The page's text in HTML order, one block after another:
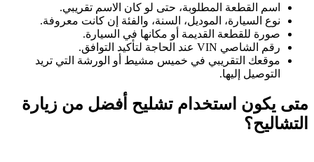
اسم القطعة المطلوبة، حتى لو كان الاسم تقريبي.
نوع السيارة، الموديل، السنة، والفئة إن كانت معروفة.
صورة للقطعة القديمة أو مكانها في السيارة.
رقم الشاصي VIN عند الحاجة لتأكيد التوافق.
موقعك التقريبي في خميس مشيط أو الورشة التي تريد
التوصيل إليها.
متى يكون استخدام تشليح أفضل من زيارة
التشاليح؟